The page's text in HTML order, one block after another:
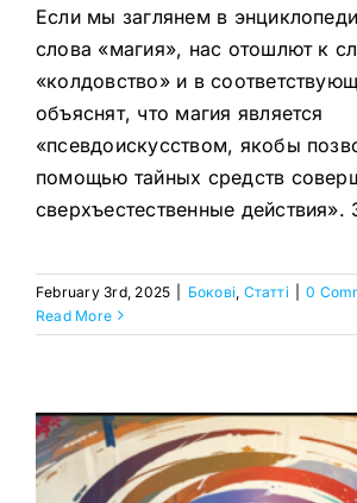
Если мы заглянем в
слова «магия», нас отошлют к
«колдовство» и в
объяснят, что магия является
«псевдоискусством, якобы
помощью тайных средств
сверхъестественные действия».
February 3rd, 2025 Бокові Статтi
0
Read More